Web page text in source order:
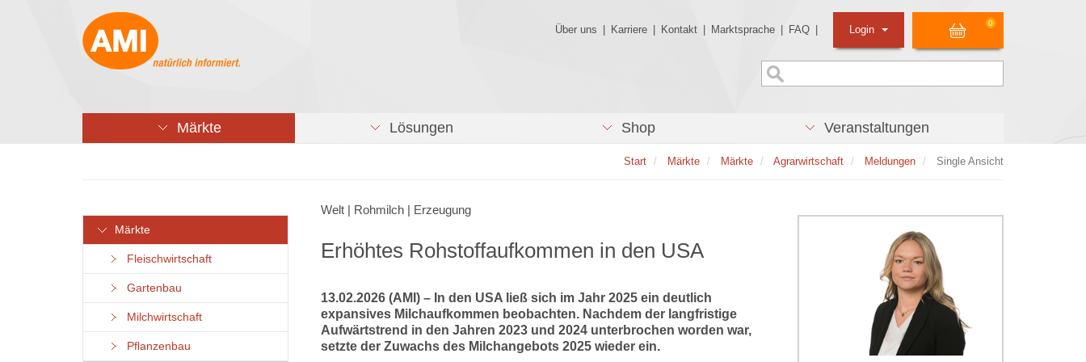
Über uns Karriere Kontakt Marktsprache FAQ
0
Login
Märkte Lösungen Shop Veranstaltungen
Start Märkte Märkte Agrarwirtschaft Meldungen Single Ansicht
Märkte
Fleischwirtschaft
Gartenbau
Milchwirtschaft
Pflanzenbau
Welt | Rohmilch | Erzeugung
Erhöhtes Rohstoffaufkommen in den USA
13.02.2026 (AMI) – In den USA ließ sich im Jahr 2025 ein deutlich
expansives Milchaufkommen beobachten. Nachdem der langfristige
Aufwärtstrend in den Jahren 2023 und 2024 unterbrochen worden war,
setzte der Zuwachs des Milchangebots 2025 wieder ein.